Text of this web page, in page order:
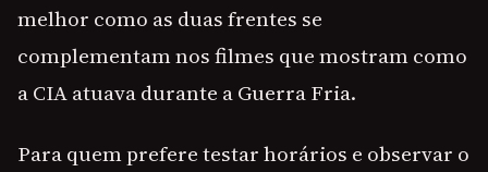
melhor como as duas frentes se
complementam nos filmes que mostram como
a CIA atuava durante a Guerra Fria.
Para quem prefere testar horários e observar o